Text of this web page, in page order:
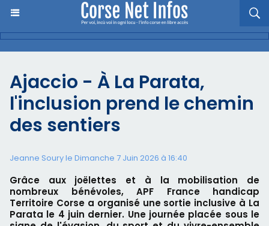
Ajaccio - À La Parata,
l'inclusion prend le chemin
des sentiers
Jeanne Soury le Dimanche 7 Juin 2026 à 16:40
Grâce aux joëlettes et à la mobilisation de
nombreux bénévoles, APF France handicap
Territoire Corse a organisé une sortie inclusive à La
Parata le 4 juin dernier. Une journée placée sous le